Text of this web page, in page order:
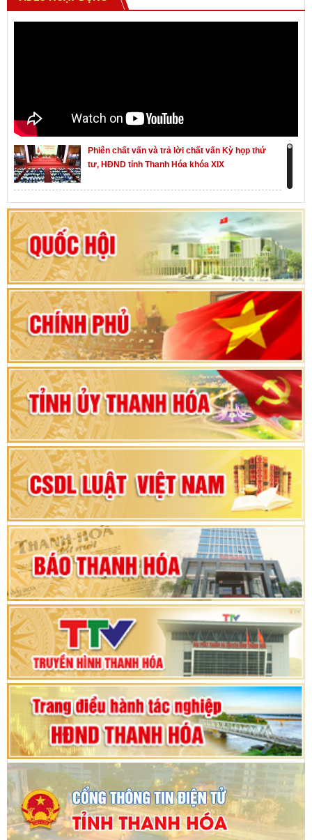
Phiên chất vấn và trả lời chất vấn Kỳ họp thứ
tư, HĐND tỉnh Thanh Hóa khóa XIX
Khai mạc kỳ họp thứ Nhất, Quốc hội khóa XVI
Hướng dẫn quy trình bỏ phiếu bầu cử ĐBQH
khoá XVI và đại biểu HĐND các cấp nhiệm kỳ
2026-2031
80 năm Quốc hội Việt Nam: vì lợi ích Nhân dân,
vì sự phát triển của đất nước
Bộ Chính trị duyệt nội dung Đại hội đại biểu
Đảng bộ tỉnh Thanh Hóa lần thứ XX, nhiệm kỳ
2025 - 2030
Đại hội đại biểu Đảng bộ xã Yên Thọ lần thứ I,
nhiệm kỳ 2025 – 2030
Đại hội Đảng bộ xã Yên Ninh lần thứ nhất,
nhiệm kỳ 2025 - 2030
Khai mạc Kỳ họp bất thường lần thứ 9, Quốc
hội khóa XV
Phiên thảo luận Kỳ họp thứ 24, HĐND tỉnh
Thanh Hóa khóa XVIII, nhiệm kỳ 2021 - 2026
Bế mạc Kỳ họp thứ hai bốn, Hội đồng nhân dân
tỉnh khoá XVIII